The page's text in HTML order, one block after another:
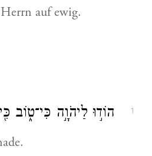
auf ewig.
1 הוֹד֣וּ לַיהֹוָ֣ה כִּי־ט֑וֹב